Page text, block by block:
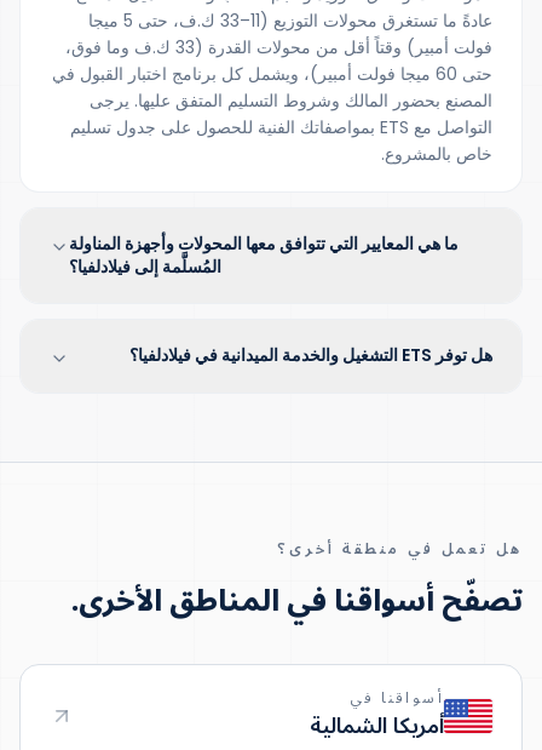
عادةً ما تستغرق محولات التوزيع (11–33 ك.ف، حتى 5 ميجا
فولت أمبير) وقتاً أقل من محولات القدرة (33 ك.ف وما فوق،
حتى 60 ميجا فولت أمبير)، ويشمل كل برنامج اختبار القبول في
المصنع بحضور المالك وشروط التسليم المتفق عليها. يرجى
التواصل مع ETS بمواصفاتك الفنية للحصول على جدول تسليم
خاص بالمشروع.
ما هي المعايير التي تتوافق معها المحولات وأجهزة المناولة
المُسلَّمة إلى فيلادلفيا؟
هل توفر ETS التشغيل والخدمة الميدانية في فيلادلفيا؟
هل تعمل في منطقة أخرى؟
تصفّح أسواقنا في المناطق الأخرى.
أسواقنا في
أمريكا الشمالية